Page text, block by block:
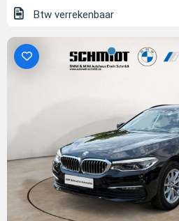
Btw verrekenbaar